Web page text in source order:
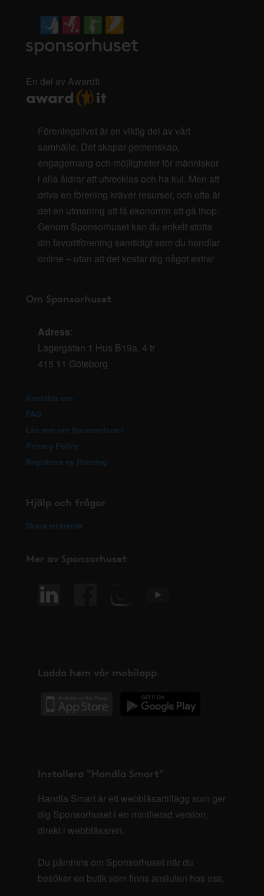
En del av AwardIt
Föreningslivet är en viktig del av vårt
samhälle. Det skapar gemenskap,
engagemang och möjligheter för människor
i alla åldrar att utvecklas och ha kul. Men att
driva en förening kräver resurser, och ofta är
det en utmaning att få ekonomin att gå ihop.
Genom Sponsorhuset kan du enkelt stötta
din favoritförening samtidigt som du handlar
online – utan att det kostar dig något extra!
Om Sponsorhuset
Adress:
Lagergatan 1 Hus B19a, 4 tr
415 11 Göteborg
Kontakta oss
FAQ
Läs mer om Sponsorhuset
Privacy Policy
Registrera ny förening
Hjälp och frågor
Skapa ett ärende
Mer av Sponsorhuset
Ladda hem vår mobilapp
Installera "Handla Smart"
Handla Smart är ett webbläsartillägg som ger
dig Sponsorhuset i en minifierad version,
direkt i webbläsaren.
Du påminns om Sponsorhuset när du
besöker en butik som finns ansluten hos oss.